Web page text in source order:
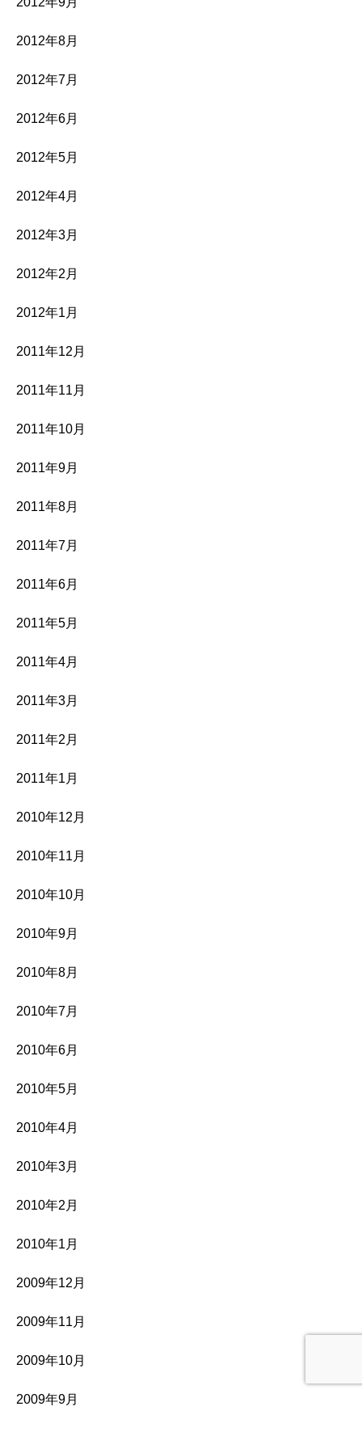
2012年8月
2012年7月
2012年6月
2012年5月
2012年4月
2012年3月
2012年2月
2012年1月
2011年12月
2011年11月
2011年10月
2011年9月
2011年8月
2011年7月
2011年6月
2011年5月
2011年4月
2011年3月
2011年2月
2011年1月
2010年12月
2010年11月
2010年10月
2010年9月
2010年8月
2010年7月
2010年6月
2010年5月
2010年4月
2010年3月
2010年2月
2010年1月
2009年12月
2009年11月
2009年10月
2009年9月